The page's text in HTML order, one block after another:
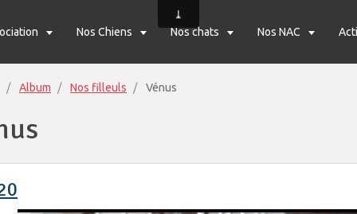
Nos Chiens Nos chats Nos NAC
Album Nos filleuls Vénus